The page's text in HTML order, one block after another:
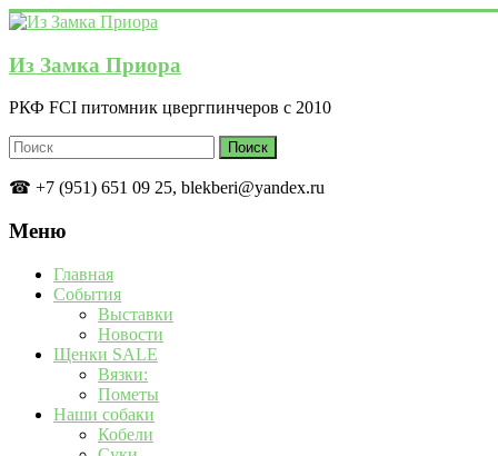
Перейти
содержимому
Из Замка Приора
РКФ FCI питомник цвергпинчеров с 2010
☎ +7 (951) 651 09 25, blekberi@yandex.ru
Меню
Главная
События
Выставки
Новости
Щенки SALE
Вязки:
Пометы
Наши собаки
Кобели